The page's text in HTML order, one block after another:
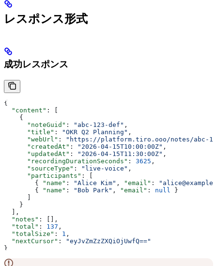
レスポンス形式
成功レスポンス
{
  "content"
: [
    {
      "noteGuid"
: "abc-123-def" ,
      "title"
: "OKR Q2 Planning" ,
      "webUrl"
:
"https://platform.tiro.ooo/notes/abc-
      "createdAt"
: "2026-04-15T10:00:00Z" ,
      "updatedAt"
: "2026-04-15T11:30:00Z" ,
      "recordingDurationSeconds"
: 3625 ,
      "sourceType"
: "live-voice" ,
      "participants"
: [
        {
"name" : "Alice Kim" , "email" :
        {
"name" : "Bob Park" , "email" : null
}
    }
  ],
  "notes"
: [],
  "total"
: 137 ,
  "totalSize"
: 1 ,
  "nextCursor"
:
"eyJvZmZzZXQiOjUwfQ=="
}